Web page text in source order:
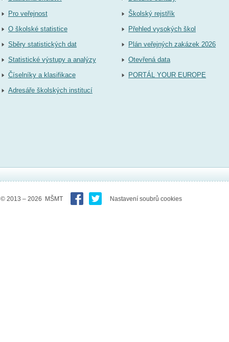
Pro veřejnost
O školské statistice
Sběry statistických dat
Statistické výstupy a analýzy
Číselníky a klasifikace
Adresáře školských institucí
Školský rejstřík
Přehled vysokých škol
Plán veřejných zakázek 2026
Otevřená data
PORTÁL YOUR EUROPE
© 2013 – 2026 MŠMT Nastavení soubrů cookies